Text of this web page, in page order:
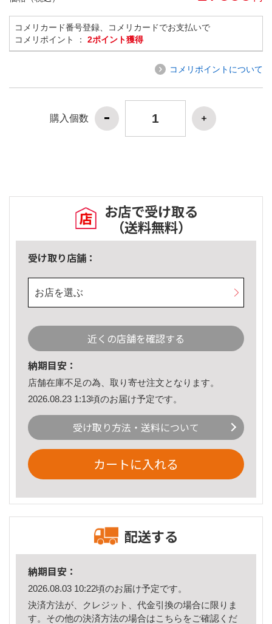
コメリカード番号登録、コメリカードでお支払いで
コメリポイント ： 2ポイント獲得
コメリポイントについて
購入個数
お店で受け取る
（送料無料）
受け取り店舗：
お店を選ぶ
近くの店舗を確認する
納期目安：
店舗在庫不足の為、取り寄せ注文となります。
2026.08.23 1:13頃のお届け予定です。
受け取り方法・送料について
カートに入れる
配送する
納期目安：
2026.08.03 10:22頃のお届け予定です。
決済方法が、クレジット、代金引換の場合に限りま
す。その他の決済方法の場合はこちら をご確認くだ